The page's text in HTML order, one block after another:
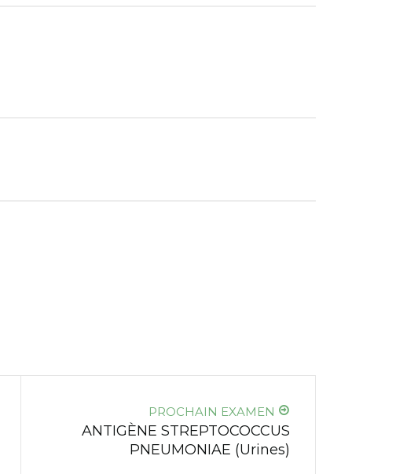
PROCHAIN EXAMEN
ANTIGÈNE STREPTOCOCCUS
PNEUMONIAE (Urines)